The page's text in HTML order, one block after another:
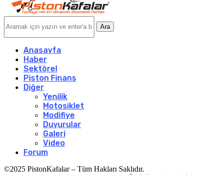
Ara
Anasayfa
Haber
Sektörel
Piston Finans
Diğer
Yenilik
Motosiklet
Modifiye
Duyurular
Galeri
Video
Forum
©2025 PistonKafalar – Tüm Hakları Saklıdır.